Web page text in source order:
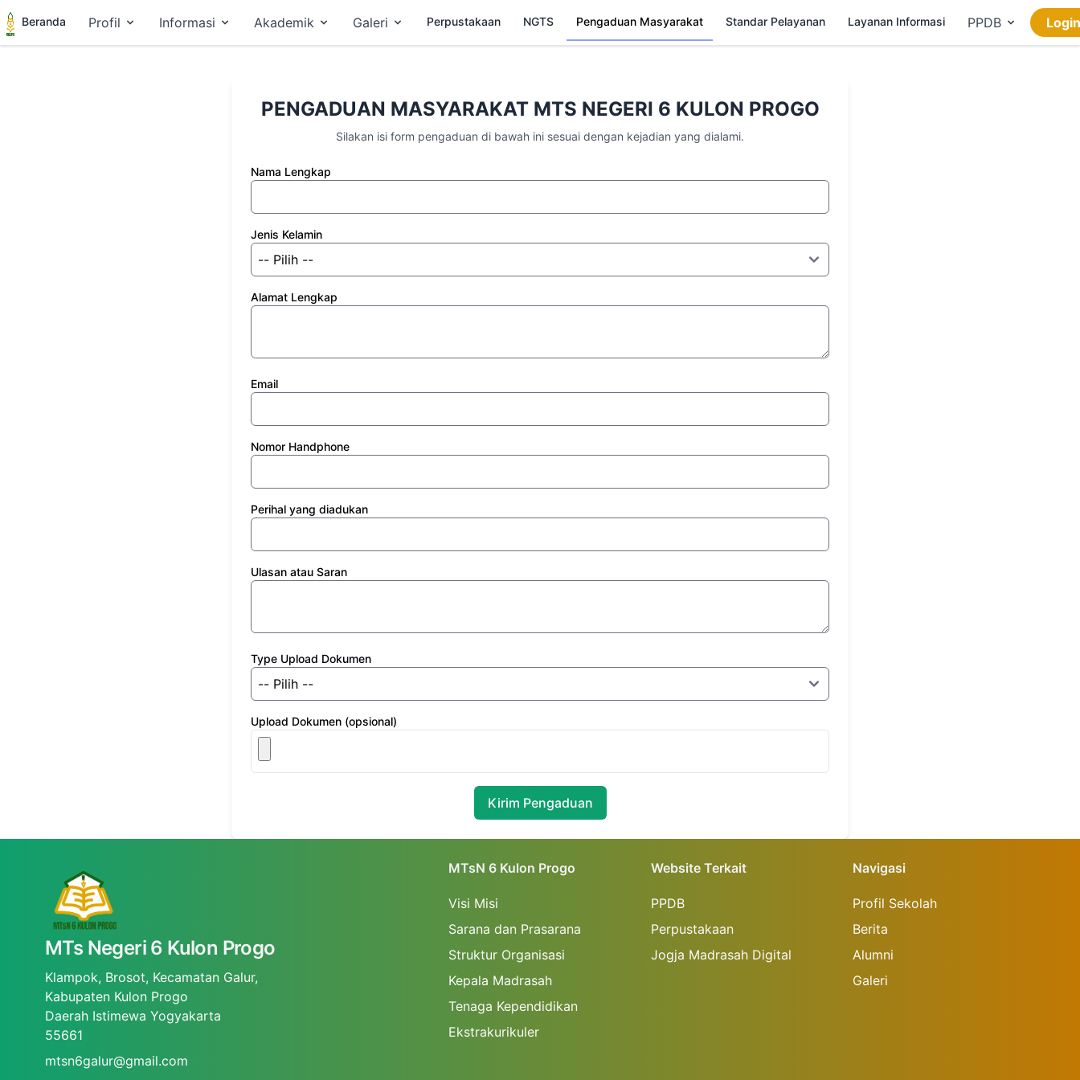
Beranda Profil Informasi Akademik Galeri Perpustakaan NGTS Pengaduan Masyarakat Standar Pelayanan Layanan Informasi PPDB Login
PENGADUAN MASYARAKAT MTS NEGERI 6 KULON PROGO
Silakan isi form pengaduan di bawah ini sesuai dengan kejadian yang dialami.
Nama Lengkap
Jenis Kelamin
Alamat Lengkap
Email
Nomor Handphone
Perihal yang diadukan
Ulasan atau Saran
Type Upload Dokumen
Upload Dokumen (opsional)
Kirim Pengaduan
MTs Negeri 6 Kulon Progo
Klampok, Brosot, Kecamatan Galur,
Kabupaten Kulon Progo
Daerah Istimewa Yogyakarta
55661
mtsn6galur@gmail.com
MTsN 6 Kulon Progo
Visi Misi
Sarana dan Prasarana
Struktur Organisasi
Kepala Madrasah
Tenaga Kependidikan
Ekstrakurikuler
Website Terkait
PPDB
Perpustakaan
Jogja Madrasah Digital
Navigasi
Profil Sekolah
Berita
Alumni
Galeri